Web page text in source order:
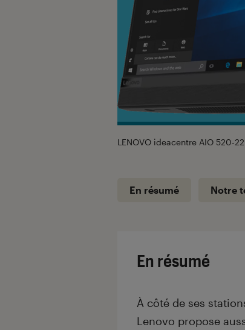
LENOVO ideacentre AIO 520-
En résumé Notre
En résumé
À côté de ses
Lenovo propose